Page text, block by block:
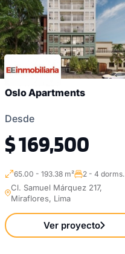
Oslo Apartments
Desde
$ 169,500
65.00 - 193.38 m² 2 - 4 dorms.
Cl. Samuel Márquez 217,
Miraflores, Lima
Ver proyecto